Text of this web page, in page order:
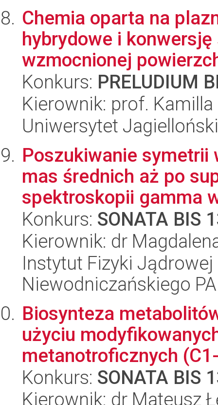
Chemia oparta na
hybrydowe i
wzmocnionej
Konkurs: PRELUDIUM
Kierownik: prof. Kamilla
Uniwersytet
Poszukiwanie symetrii
mas średnich aż po
spektroskopii gamma
Konkurs: SONATA BIS
Kierownik: dr
Instytut Fizyki
Niewodniczańskiego
Biosynteza
użyciu
metanotroficznych
Konkurs: SONATA BIS
Kierownik: dr Mateusz